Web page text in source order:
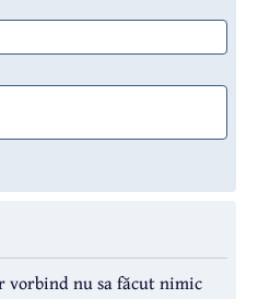
vorbind nu sa făcut nimic